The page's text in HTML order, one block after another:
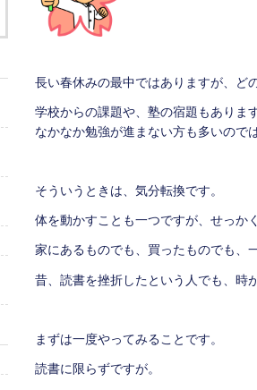
長い春休みの最中ではありますが、ど
学校からの課題や、塾の宿題もありま
なかなか勉強が進まない方も多いので
そういうときは、気分転換です。
体を動かすことも一つですが、せっか
家にあるものでも、買ったものでも、
昔、読書を挫折したという人でも、時
まずは一度やってみることです。
読書に限らずですが。